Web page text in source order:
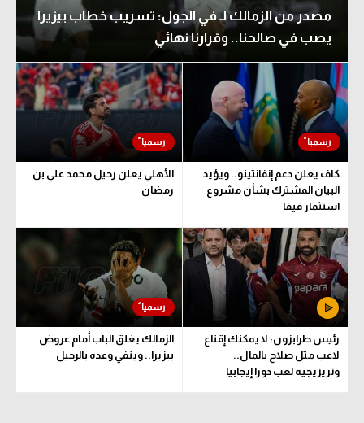
رياضة نسائية
أمريكا
ركن الألعاب
أقسام خاصة
Gamers
ميركاتو
تحقيق في الجول
تقرير في الجول
تحليل في الجول
حكايات في الجول
مصدر من الزمالك لـ في الجول: تسريب خطاب بيزيرا
يصب في صالحنا.. وقرارنا نهائي
كاف يعلن دعم إنفانتينو.. ويؤيد
البيان المشترك بشأن مشروع
استثمار فيفا
الأهلي يعلن رحيل محمد علي بن
رمضان
رئيس طرابزون: لا يمكنك إقناع
لاعب مثل صلاح بالمال..
وتريزيجيه لعب دورا إيجابيا
الزمالك يغلق الباب أمام عروض
بيزيرا.. وينفي وعده بالرحيل